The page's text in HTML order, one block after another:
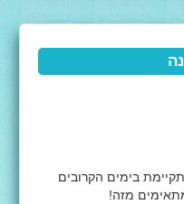
בימים הקרובים
מתאימים מזה!